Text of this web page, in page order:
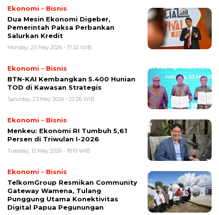
Ekonomi - Bisnis
Dua Mesin Ekonomi Digeber,
Pemerintah Paksa Perbankan
Salurkan Kredit
Monday, 25 May 2026 - 17:32 WIB
Ekonomi - Bisnis
BTN-KAI Kembangkan 5.400 Hunian
TOD di Kawasan Strategis
Saturday, 23 May 2026 - 22:26 WIB
Ekonomi - Bisnis
Menkeu: Ekonomi RI Tumbuh 5,61
Persen di Triwulan I-2026
Tuesday, 12 May 2026 - 18:19 WIB
Ekonomi - Bisnis
TelkomGroup Resmikan Community
Gateway Wamena, Tulang
Punggung Utama Konektivitas
Digital Papua Pegunungan